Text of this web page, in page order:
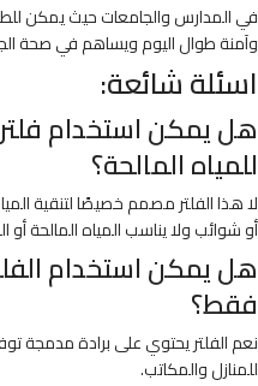
في المدارس والجامعات حيث يمكن
وآمنة طوال اليوم ويساهم في صحة
اسئلة شائعة:
للمياه المالحة؟
لا هذا الفلتر مصمم خصيصًا لتنقية
أو شوائب ولا يناسب المياه المالحة أو
هل يمكن استخدام
فقط؟
نعم الفلتر يحتوي على برادة مدمجة
للمنازل والمكاتب.